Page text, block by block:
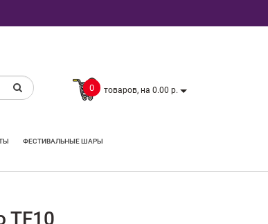
0 товаров, на 0.00 р.
ФЕСТИВАЛЬНЫЕ ШАРЫ
TF10